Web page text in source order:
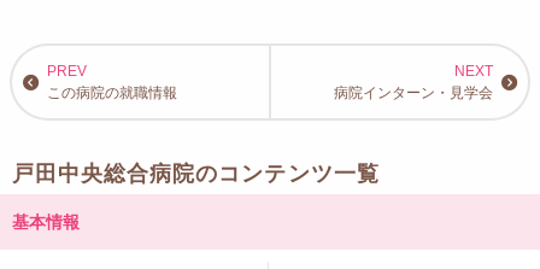
【九州・沖縄】
純真学園大学／福岡医療専門学校／精華女子高等学校／美萩野女子高等
学校／大分東明高等学校／熊本中央高等学校／出水中央高等学校／玉名
野田女子高等学校／鹿児島大学／名桜大学／沖縄看護専門学校
この病院の就職情報 病院インターン・見学会
戸田中央総合病院のコンテンツ一覧
基本情報